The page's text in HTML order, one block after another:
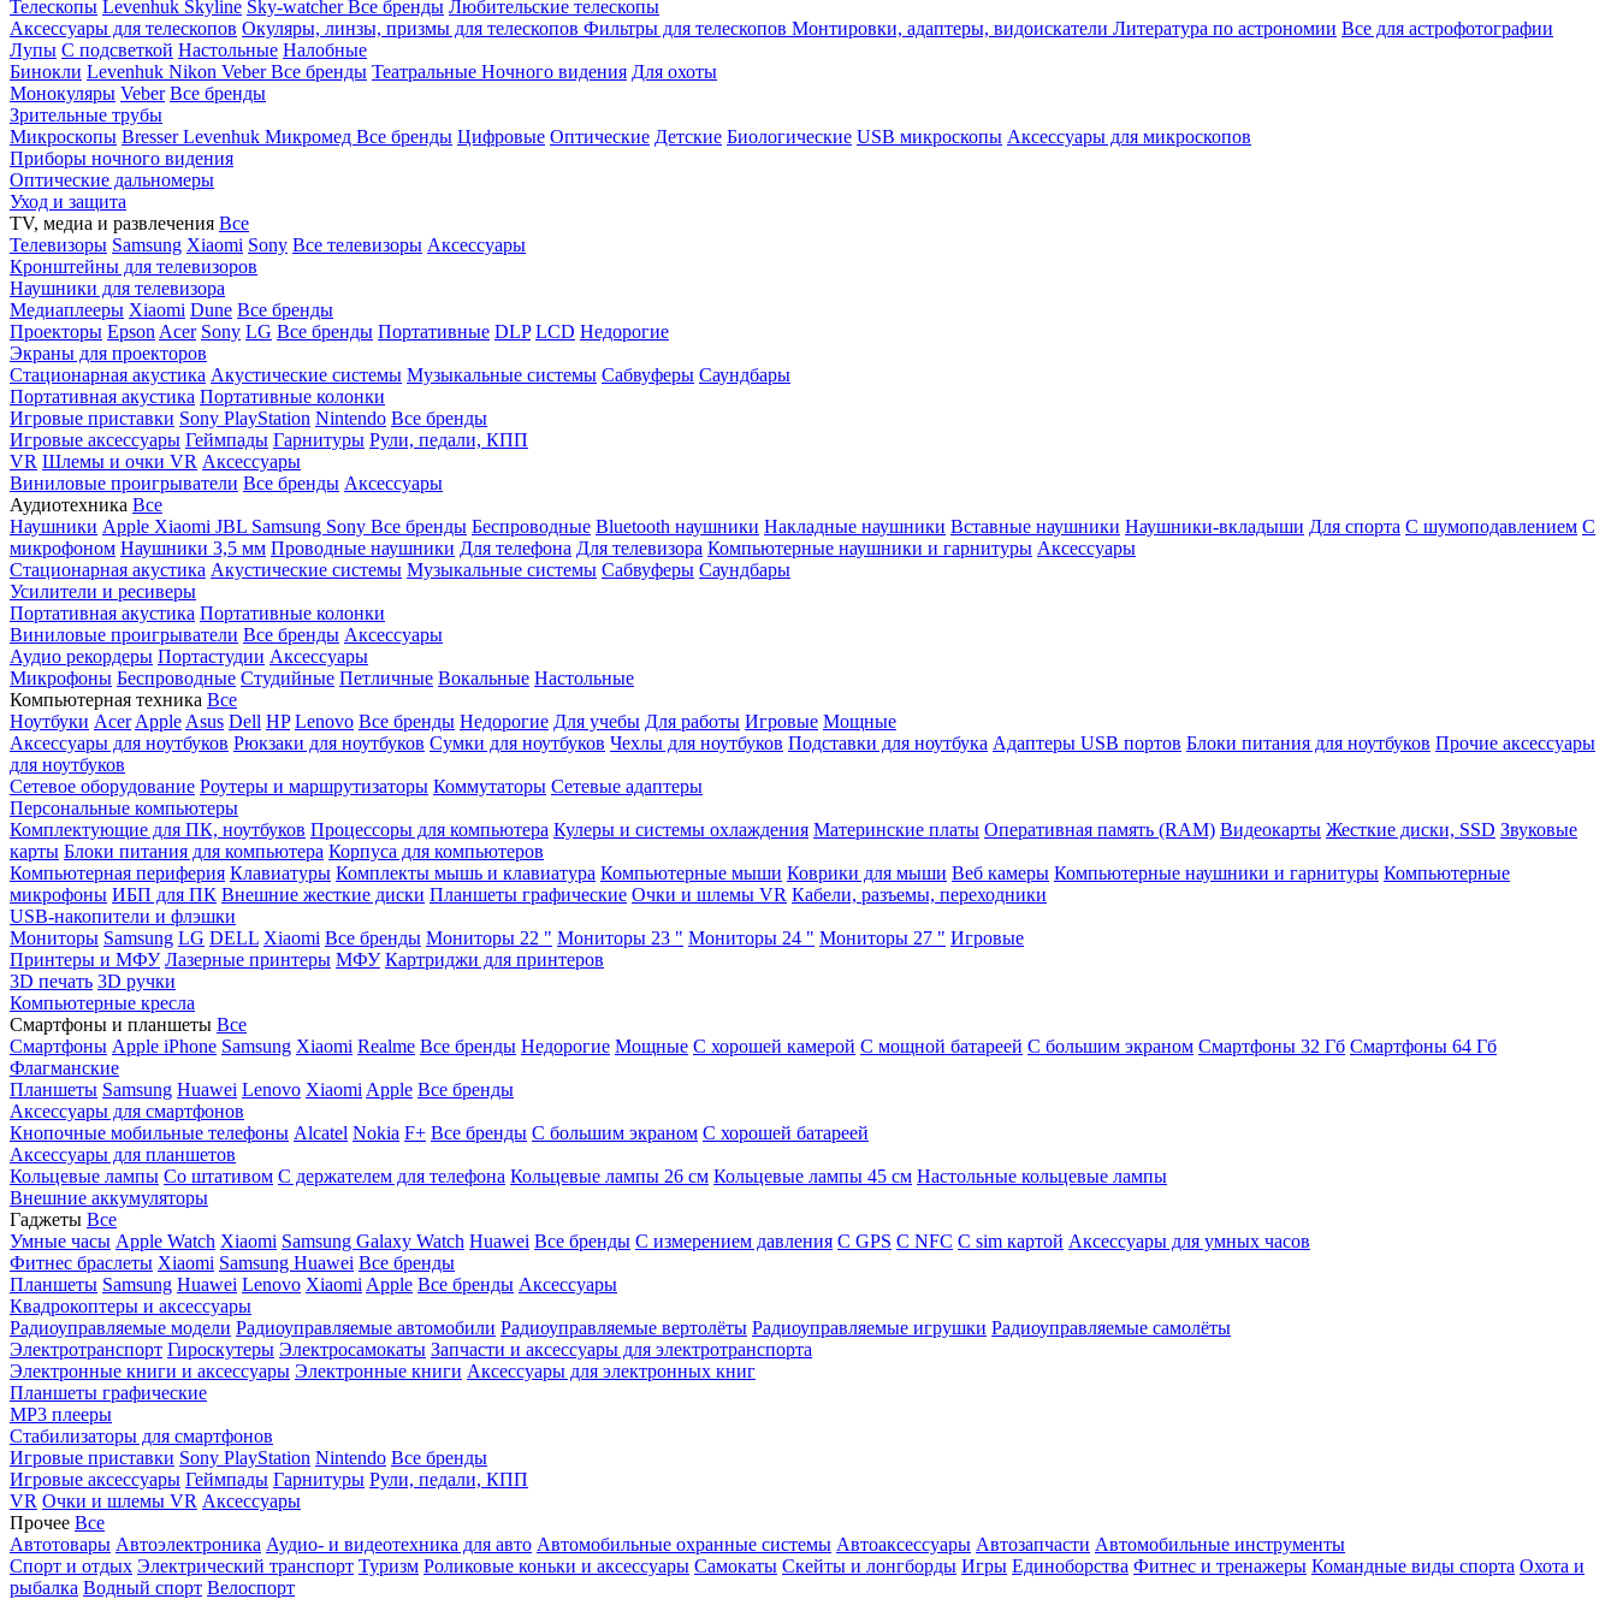
Телескопы Levenhuk Skyline Sky-watcherВсе бренды Любительские телескопы
Аксессуары для телескопов Окуляры, линзы, призмы для телескопов Фильтры для телескопов Монтировки, адаптеры, видоискатели Литература по астрономии Все для астрофотографии
Лупы С подсветкой Настольные Налобные
Бинокли Levenhuk Nikon VeberВсе бренды Театральные Ночного видения Для охоты
Монокуляры Veber Все бренды
Зрительные трубы
Микроскопы BresserLevenhuk Микромед Все бренды Цифровые Оптические Детские Биологические USB микроскопы Аксессуары для микроскопов
Приборы ночного видения
Оптические дальномеры
Уход и защита
TV, медиа и развлечения Все
Телевизоры Samsung Xiaomi Sony Все телевизоры Аксессуары
Кронштейны для телевизоров
Наушники для телевизора
Медиаплееры Xiaomi Dune Все бренды
Проекторы Epson Acer Sony LG Все бренды Портативные DLP LCD Недорогие
Экраны для проекторов
Стационарная акустика Акустические системы Музыкальные системы Сабвуферы Саундбары
Портативная акустика Портативные колонки
Игровые приставки Sony PlayStation Nintendo Все бренды
Игровые аксессуары Геймпады Гарнитуры Рули, педали, КПП
VR Шлемы и очки VR Аксессуары
Виниловые проигрыватели Все бренды Аксессуары
Аудиотехника Все
Наушники Apple Xiaomi JBL Samsung Sony Все бренды Беспроводные Bluetooth наушники Накладные наушники Вставные наушники Наушники-вкладыши Для спорта С шумоподавлением С
микрофоном Наушники 3,5 мм Проводные наушники Для телефона Для телевизора Компьютерные наушники и гарнитуры Аксессуары
Стационарная акустика Акустические системы Музыкальные системы Сабвуферы Саундбары
Усилители и ресиверы
Портативная акустика Портативные колонки
Виниловые проигрыватели Все бренды Аксессуары
Аудио рекордеры Портастудии Аксессуары
Микрофоны Беспроводные Студийные Петличные Вокальные Настольные
Компьютерная техника Все
Ноутбуки Acer Apple Asus Dell HP Lenovo Все бренды Недорогие Для учебы Для работы Игровые Мощные
Аксессуары для ноутбуков Рюкзаки для ноутбуков Сумки для ноутбуков Чехлы для ноутбуков Подставки для ноутбука Адаптеры USB портов Блоки питания для ноутбуков Прочие аксессуары
для ноутбуков
Сетевое оборудование Роутеры и маршрутизаторы Коммутаторы Сетевые адаптеры
Персональные компьютеры
Комплектующие для ПК, ноутбуков Процессоры для компьютера Кулеры и системы охлаждения Материнские платы Оперативная память (RAM) Видеокарты Жесткие диски, SSD Звуковые
карты Блоки питания для компьютера Корпуса для компьютеров
Компьютерная периферия Клавиатуры Комплекты мышь и клавиатура Компьютерные мыши Коврики для мыши Веб камеры Компьютерные наушники и гарнитуры Компьютерные
микрофоны ИБП для ПК Внешние жесткие диски Планшеты графические Очки и шлемы VR Кабели, разъемы, переходники
USB-накопители и флэшки
Мониторы Samsung LG DELL Xiaomi Все бренды Мониторы 22 " Мониторы 23 " Мониторы 24 " Мониторы 27 " Игровые
Принтеры и МФУ Лазерные принтеры МФУ Картриджи для принтеров
3D печать 3D ручки
Компьютерные кресла
Смартфоны и планшеты Все
Смартфоны Apple iPhone Samsung Xiaomi Realme Все бренды Недорогие Мощные С хорошей камерой С мощной батареей С большим экраном Смартфоны 32 Гб Смартфоны 64 Гб
Флагманские
Планшеты Samsung Huawei Lenovo Xiaomi Apple Все бренды
Аксессуары для смартфонов
Кнопочные мобильные телефоны Alcatel Nokia F+ Все бренды С большим экраном С хорошей батареей
Аксессуары для планшетов
Кольцевые лампы Со штативом C держателем для телефона Кольцевые лампы 26 см Кольцевые лампы 45 см Настольные кольцевые лампы
Внешние аккумуляторы
Гаджеты Все
Умные часы Apple Watch Xiaomi Samsung Galaxy Watch Huawei Все бренды C измерением давления C GPS C NFC C sim картой Аксессуары для умных часов
Фитнес браслеты Xiaomi Samsung Huawei Все бренды
Планшеты Samsung Huawei Lenovo Xiaomi Apple Все бренды Аксессуары
Квадрокоптеры и аксессуары
Радиоуправляемые модели Радиоуправляемые автомобили Радиоуправляемые вертолёты Радиоуправляемые игрушки Радиоуправляемые самолёты
Электротранспорт Гироскутеры Электросамокаты Запчасти и аксессуары для электротранспорта
Электронные книги и аксессуары Электронные книги Аксессуары для электронных книг
Планшеты графические
MP3 плееры
Стабилизаторы для смартфонов
Игровые приставки Sony PlayStation Nintendo Все бренды
Игровые аксессуары Геймпады Гарнитуры Рули, педали, КПП
VR Очки и шлемы VR Аксессуары
Прочее Все
Автотовары Автоэлектроника Аудио- и видеотехника для авто Автомобильные охранные системы Автоаксессуары Автозапчасти Автомобильные инструменты
Спорт и отдых Электрический транспорт Туризм Роликовые коньки и аксессуары Самокаты Скейты и лонгборды Игры Единоборства Фитнес и тренажеры Командные виды спорта Охота и
рыбалка Водный спорт Велоспорт